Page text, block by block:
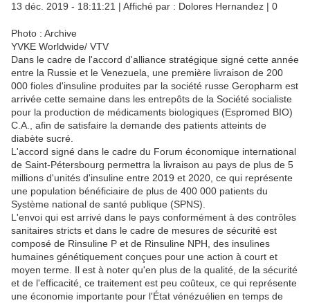
13 déc. 2019 - 18:11:21 | Affiché par : Dolores Hernandez | 0
Photo : Archive
YVKE Worldwide/ VTV
Dans le cadre de l'accord d'alliance stratégique signé cette année
entre la Russie et le Venezuela, une première livraison de 200
000 fioles d'insuline produites par la société russe Geropharm est
arrivée cette semaine dans les entrepôts de la Société socialiste
pour la production de médicaments biologiques (Espromed BIO)
C.A., afin de satisfaire la demande des patients atteints de
diabète sucré.
L'accord signé dans le cadre du Forum économique international
de Saint-Pétersbourg permettra la livraison au pays de plus de 5
millions d'unités d'insuline entre 2019 et 2020, ce qui représente
une population bénéficiaire de plus de 400 000 patients du
Système national de santé publique (SPNS).
L'envoi qui est arrivé dans le pays conformément à des contrôles
sanitaires stricts et dans le cadre de mesures de sécurité est
composé de Rinsuline P et de Rinsuline NPH, des insulines
humaines génétiquement conçues pour une action à court et
moyen terme. Il est à noter qu'en plus de la qualité, de la sécurité
et de l'efficacité, ce traitement est peu coûteux, ce qui représente
une économie importante pour l'État vénézuélien en temps de